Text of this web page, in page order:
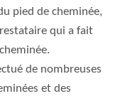
pied de cheminée,
qui a fait
de nombreuses
et des